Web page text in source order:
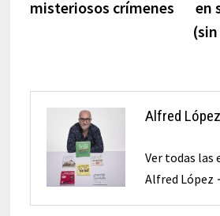
misteriosos crímenes
en
Alfred López
Ver todas las
Alfred López